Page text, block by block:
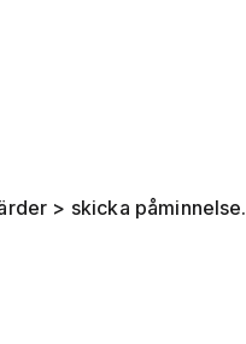
> skicka påminnelse.